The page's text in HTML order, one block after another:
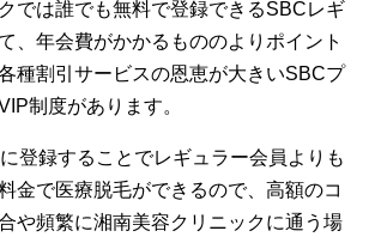
では誰でも無料で登録できるSBCレギ
、年会費がかかるもののよりポイント
種割引サービスの恩恵が大きいSBCプ
制度があります。
登録することでレギュラー会員よりも
金で医療脱毛ができるので、高額のコ
や頻繁に湘南美容クリニックに通う場